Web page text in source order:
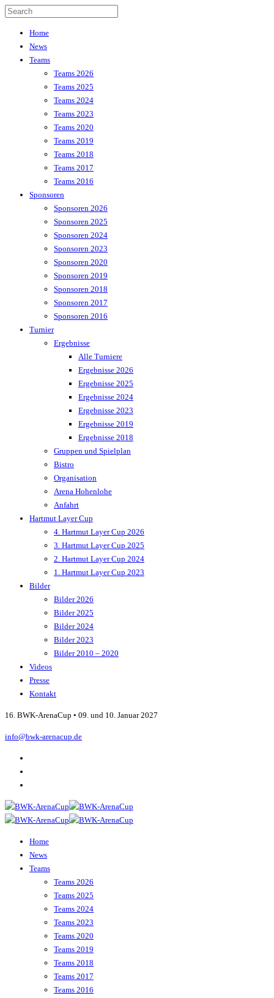
Home
News
Teams
Teams 2026
Teams 2025
Teams 2024
Teams 2023
Teams 2020
Teams 2019
Teams 2018
Teams 2017
Teams 2016
Sponsoren
Sponsoren 2026
Sponsoren 2025
Sponsoren 2024
Sponsoren 2023
Sponsoren 2020
Sponsoren 2019
Sponsoren 2018
Sponsoren 2017
Sponsoren 2016
Turnier
Ergebnisse
Alle Turniere
Ergebnisse 2026
Ergebnisse 2025
Ergebnisse 2024
Ergebnisse 2023
Ergebnisse 2019
Ergebnisse 2018
Gruppen und Spielplan
Bistro
Organisation
Arena Hohenlohe
Anfahrt
Hartmut Layer Cup
4. Hartmut Layer Cup 2026
3. Hartmut Layer Cup 2025
2. Hartmut Layer Cup 2024
1. Hartmut Layer Cup 2023
Bilder
Bilder 2026
Bilder 2025
Bilder 2024
Bilder 2023
Bilder 2010 – 2020
Videos
Presse
Kontakt
16. BWK-ArenaCup • 09. und 10. Januar 2027
info@bwk-arenacup.de
Home
News
Teams
Teams 2026
Teams 2025
Teams 2024
Teams 2023
Teams 2020
Teams 2019
Teams 2018
Teams 2017
Teams 2016